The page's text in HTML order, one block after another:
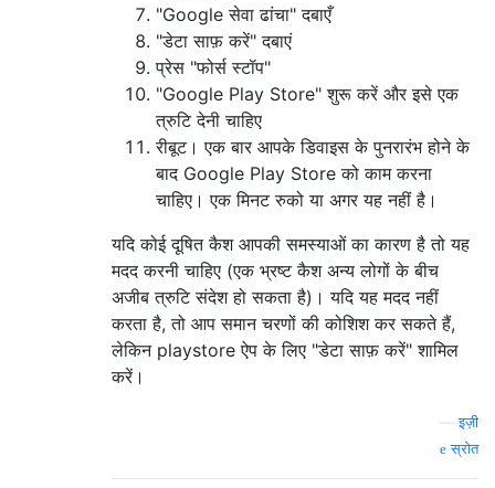
"Google सेवा ढांचा" दबाएँ
"डेटा साफ़ करें" दबाएं
प्रेस "फोर्स स्टॉप"
"Google Play Store" शुरू करें और इसे एक
त्रुटि देनी चाहिए
रीबूट। एक बार आपके डिवाइस के पुनरारंभ होने के
बाद Google Play Store को काम करना
चाहिए। एक मिनट रुको या अगर यह नहीं है।
यदि कोई दूषित कैश आपकी समस्याओं का कारण है तो यह
मदद करनी चाहिए (एक भ्रष्ट कैश अन्य लोगों के बीच
अजीब त्रुटि संदेश हो सकता है)। यदि यह मदद नहीं
करता है, तो आप समान चरणों की कोशिश कर सकते हैं,
लेकिन playstore ऐप के लिए "डेटा साफ़ करें" शामिल
करें।
—इज़ी
स्रोत